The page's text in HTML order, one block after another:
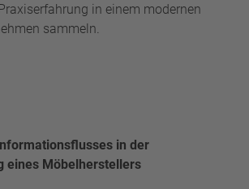
in einem modernen
sammeln.
in der
eines Möbelherstellers